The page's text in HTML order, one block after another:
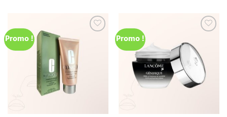
Promo ! Promo !
wishlist